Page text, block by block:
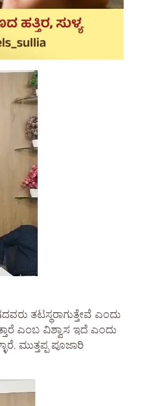
ತಟಸ್ಥರಾಗುತ್ತೇವೆ ಎಂದು
ಎಂಬ ವಿಶ್ವಾಸ ಇದೆ ಎಂದು
ಮುತ್ತಪ್ಪ ಪೂಜಾರಿ